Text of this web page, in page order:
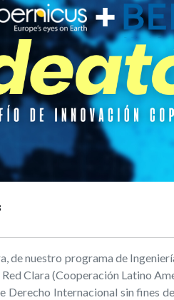
de nuestro programa de
Clara (Cooperación Latino
Derecho Internacional sin fines